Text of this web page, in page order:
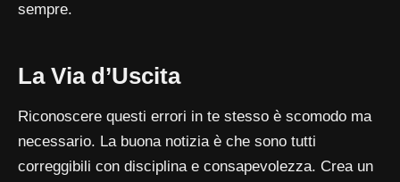
sempre.
La Via d’Uscita
Riconoscere questi errori in te stesso è scomodo ma
necessario. La buona notizia è che sono tutti
correggibili con disciplina e consapevolezza. Crea un